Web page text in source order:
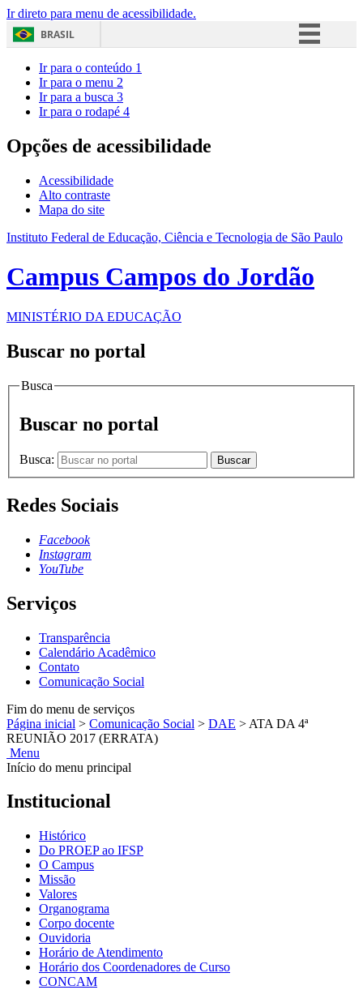
Ir direto para menu de acessibilidade.
BRASIL
Acesso à informação
Ir para o conteúdo 1
Ir para o menu 2
Ir para a busca 3
Ir para o rodapé 4
Opções de acessibilidade
Acessibilidade
Alto contraste
Mapa do site
Instituto Federal de Educação, Ciência e Tecnologia de São Paulo
Campus Campos do Jordão
MINISTÉRIO DA EDUCAÇÃO
Buscar no portal
Busca
Buscar no portal
Busca: Buscar
Redes Sociais
Facebook
Instagram
YouTube
Serviços
Transparência
Calendário Acadêmico
Contato
Comunicação Social
Fim do menu de serviços
Página inicial > Comunicação Social > DAE > ATA DA 4ª
REUNIÃO 2017 (ERRATA)
Menu
Início do menu principal
Institucional
Histórico
Do PROEP ao IFSP
O Campus
Missão
Valores
Organograma
Corpo docente
Ouvidoria
Horário de Atendimento
Horário dos Coordenadores de Curso
CONCAM